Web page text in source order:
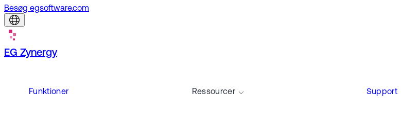
Besøg egsoftware.com
EG Zynergy
Funktioner Ressourcer Support